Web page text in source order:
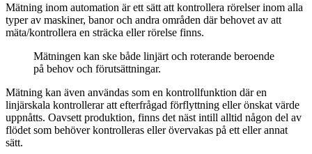
Mätning
MätskalorRäknare / Displayer
Givare
Mätning inom automation är ett sätt att kontrollera rörelser inom alla
typer av maskiner, banor och andra områden där behovet av att
mäta/kontrollera en sträcka eller rörelse finns.
Mätningen kan ske både linjärt och roterande beroende
på behov och förutsättningar.
Mätning kan även användas som en kontrollfunktion där en
linjärskala kontrollerar att efterfrågad förflyttning eller önskat värde
uppnåtts. Oavsett produktion, finns det näst intill alltid någon del av
flödet som behöver kontrolleras eller övervakas på ett eller annat
sätt.